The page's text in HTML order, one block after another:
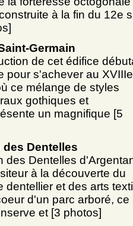
à la fin du 12e
Germain
de cet édifice
pour s'achever au XVIIIe
ce mélange de styles
gothiques et
un magnifique [5
des Dentelles
des Dentelles
à la découverte du
dentellier et des arts
d'un parc arboré, ce
et [3 photos]